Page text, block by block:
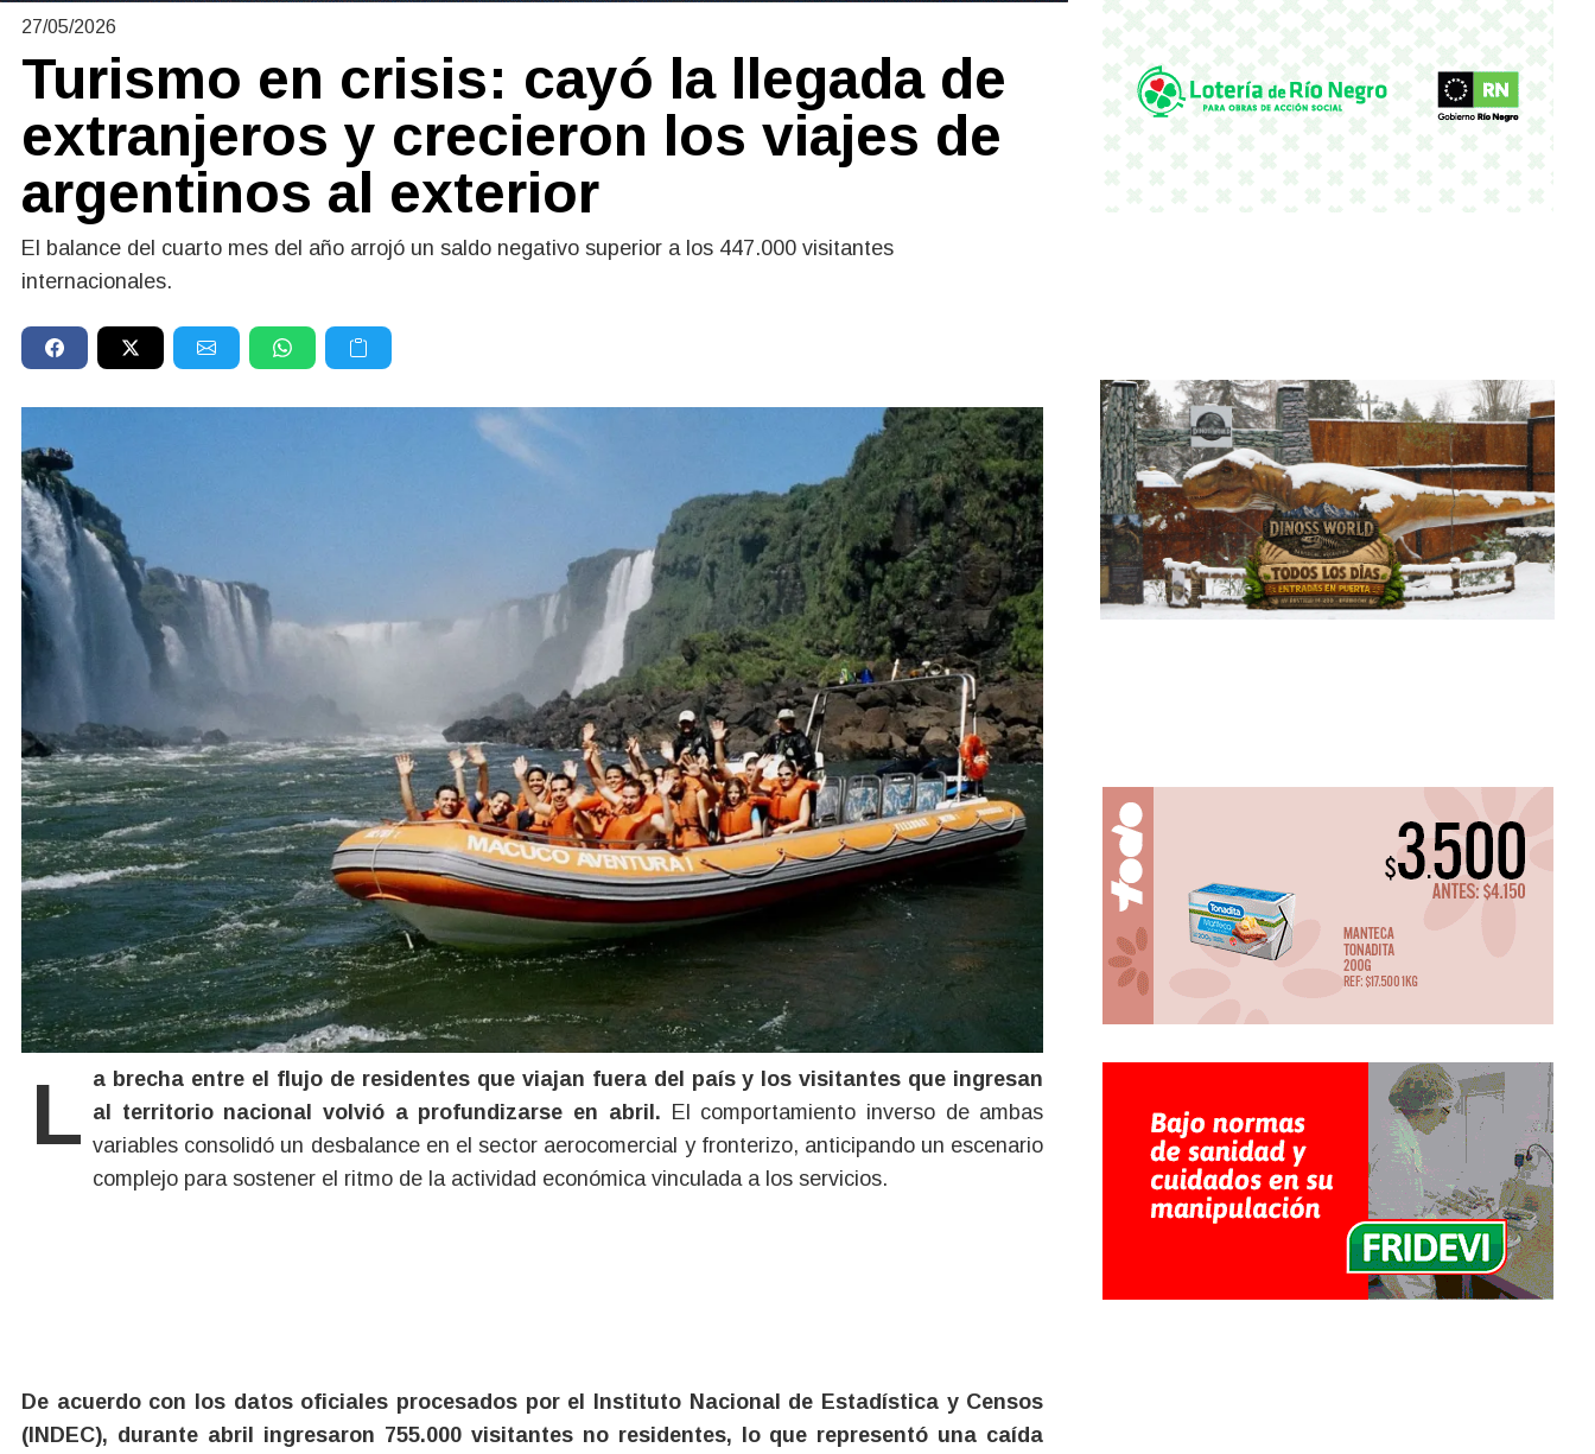
27/05/2026
Turismo en crisis: cayó la llegada de
extranjeros y crecieron los viajes de
argentinos al exterior
El balance del cuarto mes del año arrojó un saldo negativo superior a los 447.000 visitantes
internacionales.
La brecha entre el flujo de residentes que viajan fuera del país y los visitantes que ingresan al territorio nacional volvió a profundizarse en abril. El comportamiento inverso de ambas
variables consolidó un desbalance en el sector aerocomercial y fronterizo, anticipando un escenario
complejo para sostener el ritmo de la actividad económica vinculada a los servicios.
De acuerdo con los datos oficiales procesados por el Instituto Nacional de Estadística y Censos
(INDEC), durante abril ingresaron 755.000 visitantes no residentes, lo que representó una caída